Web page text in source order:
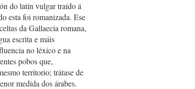
do latín vulgar traído á
esta foi romanizada. Ese
da Gallaecia romana,
escrita e máis
no léxico e na
pobos que,
territorio; trátase de
medida dos árabes.